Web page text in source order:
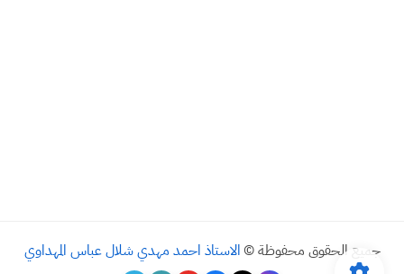
جميع الحقوق محفوظة © الاستاذ احمد مهدي شلال عباس المهداوي